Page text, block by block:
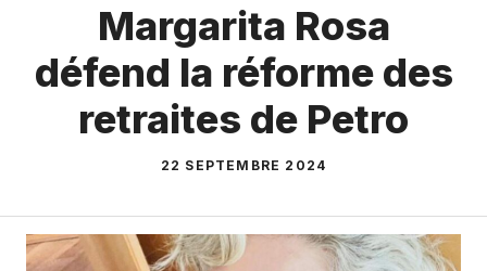
Margarita Rosa
défend la réforme des
retraites de Petro
22 SEPTEMBRE 2024